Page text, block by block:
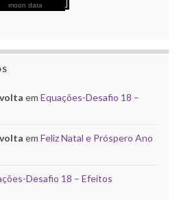
moon data
em Equações-Desafio 18 –
em Feliz Natal e Próspero Ano
Desafio 18 – Efeitos